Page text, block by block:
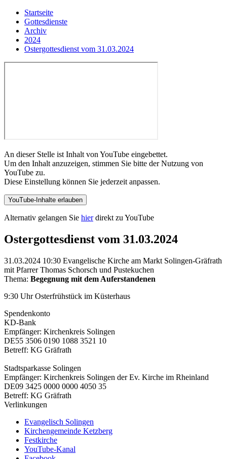
Startseite
Gottesdienste
Archiv
2024
Ostergottesdienst vom 31.03.2024
An dieser Stelle ist Inhalt von YouTube eingebettet.
Um den Inhalt anzuzeigen, stimmen Sie bitte der Nutzung von
YouTube zu.
Diese Einstellung können Sie jederzeit anpassen.
YouTube-Inhalte erlauben
Alternativ gelangen Sie hierdirekt zu YouTube
Ostergottesdienst vom 31.03.2024
31.03.2024 10:30 Evangelische Kirche am Markt Solingen-Gräfrath
mit Pfarrer Thomas Schorsch und Pustekuchen
Thema: Begegnung mit dem Auferstandenen
9:30 Uhr Osterfrühstück im Küsterhaus
Spendenkonto
KD-Bank
Empfänger: Kirchenkreis Solingen
DE55 3506 0190 1088 3521 10
Betreff: KG Gräfrath
Stadtsparkasse Solingen
Empfänger: Kirchenkreis Solingen der Ev. Kirche im Rheinland
DE09 3425 0000 0000 4050 35
Betreff: KG Gräfrath
Verlinkungen
Evangelisch Solingen
Kirchengemeinde Ketzberg
Festkirche
YouTube-Kanal